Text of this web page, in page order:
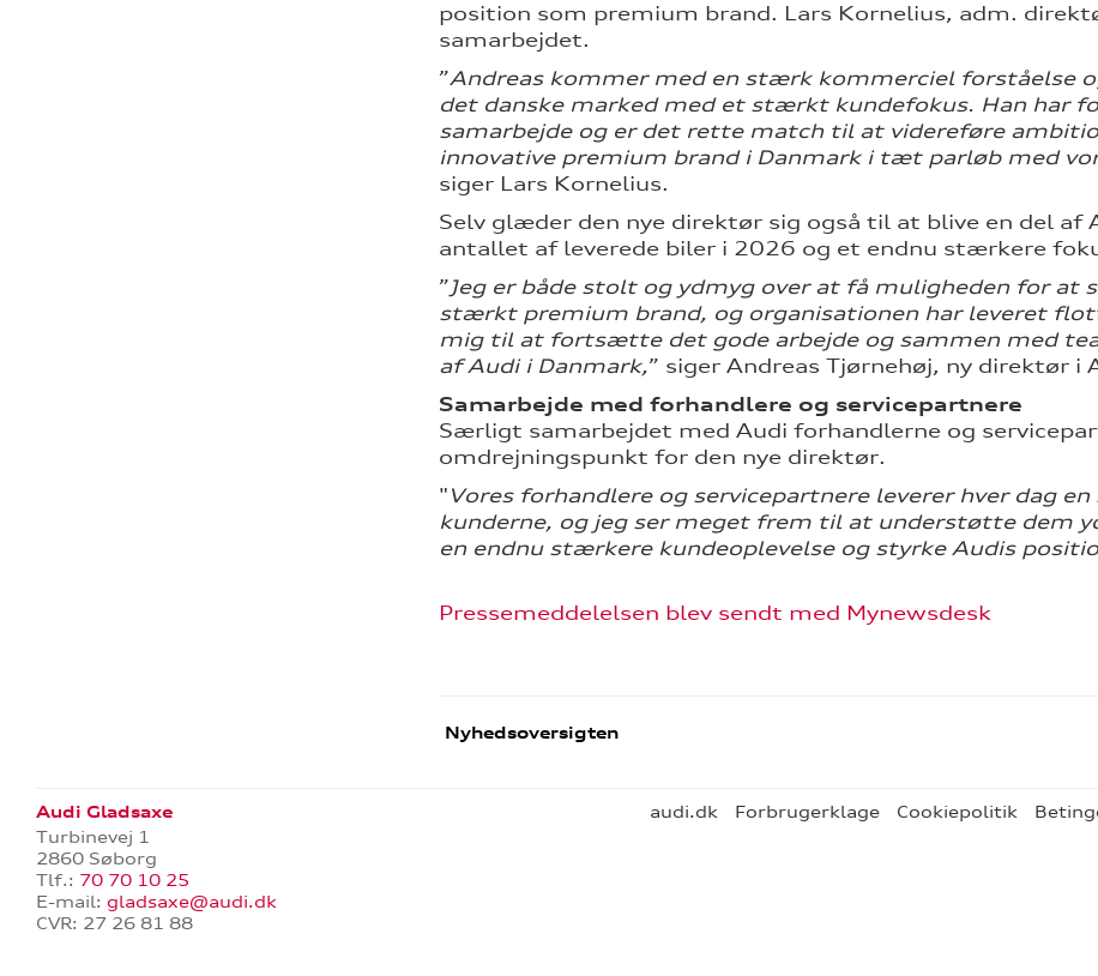
position som premium brand. Lars Kornelius, adm.
samarbejdet.
”Andreas kommer med en stærk kommerciel forståelse
det danske marked med et stærkt kundefokus. Han har
samarbejde og er det rette match til at videreføre
innovative premium brand i Danmark i tæt parløb med
siger Lars Kornelius.
Selv glæder den nye direktør sig også til at blive en del
antallet af leverede biler i 2026 og et endnu stærkere
” Jeg er både stolt og ydmyg over at få muligheden for at
stærkt premium brand, og organisationen har leveret
mig til at fortsætte det gode arbejde og sammen med
af Audi i Danmark,” siger Andreas Tjørnehøj, ny direktør i
Samarbejde med forhandlere og servicepartnere
Særligt samarbejdet med Audi forhandlerne og
omdrejningspunkt for den nye direktør.
" Vores forhandlere og servicepartnere leverer hver dag
kunderne, og jeg ser meget frem til at understøtte dem
en endnu stærkere kundeoplevelse og styrke Audis
Pressemeddelelsen blev sendt med Mynewsdesk
Nyhedsoversigten
Audi Gladsaxe
Turbinevej 1
2860 Søborg
Tlf.: 70 70 10 25
E-mail: gladsaxe@audi.dk
CVR: 27 26 81 88
audi.dk Forbrugerklage Cookiepolitik